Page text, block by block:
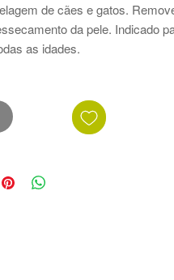
de cães e gatos.
da pele. Indicado
as idades.
com água protegendo os
enxágue com água e se